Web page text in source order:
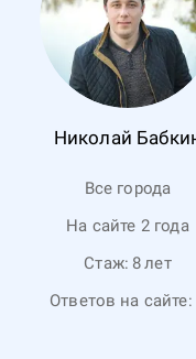
Николай
Все города
На сайте 2 года
Стаж: 8лет
Ответов на сайте: